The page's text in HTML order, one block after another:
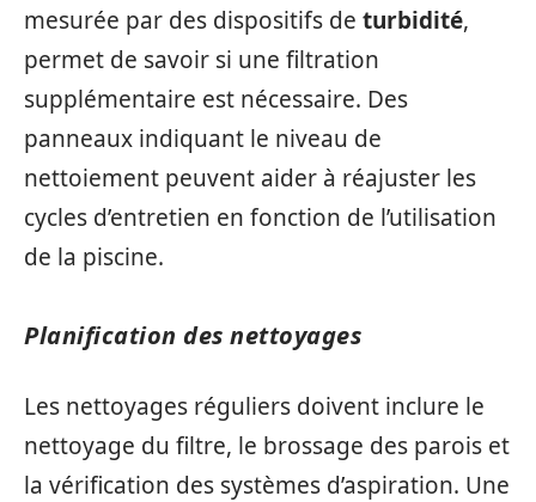
mesurée par des dispositifs de turbidité,
permet de savoir si une filtration
supplémentaire est nécessaire. Des
panneaux indiquant le niveau de
nettoiement peuvent aider à réajuster les
cycles d’entretien en fonction de l’utilisation
de la piscine.
Planification des nettoyages
Les nettoyages réguliers doivent inclure le
nettoyage du filtre, le brossage des parois et
la vérification des systèmes d’aspiration. Une